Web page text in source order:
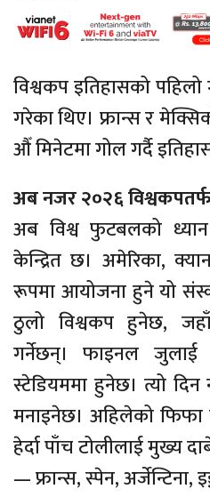
विश्वकप इतिहासको
गरेका थिए। फ्रान्स र
औँ मिनेटमा गोल गर्दै
अब नजर २०२६
अब विश्व फुटबलको
केन्द्रित छ। अमेरिका,
रूपमा आयोजना हुने यो
ठुलो विश्वकप हुनेछ, जहाँ
गर्नेछन्। फाइनल जुलाई
स्टेडियममा हुनेछ। त्यो दिन
मनाइनेछ। अहिलेको फिफा
हेर्दा पाँच टोलीलाई मुख्य
— फ्रान्स, स्पेन, अर्जेन्टिना,